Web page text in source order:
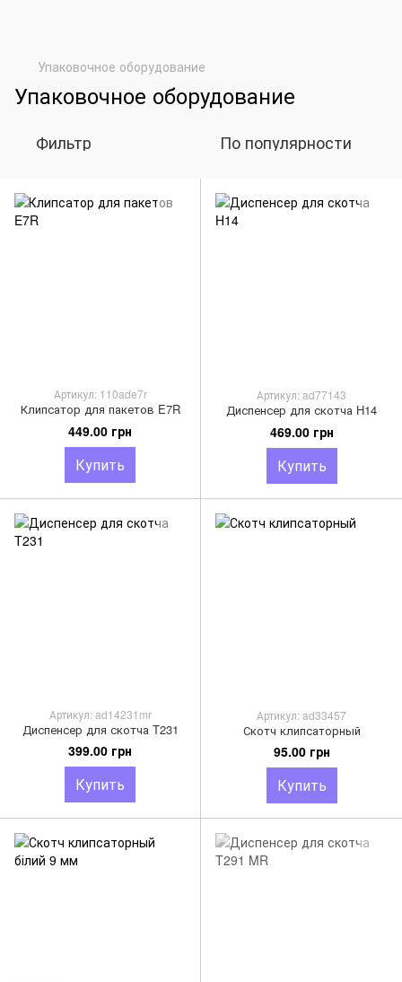
Упаковочное оборудование
Упаковочное оборудование
Фильтр По популярности
Артикул: 110ade7r
Клипсатор для пакетов E7R
449.00 грн
Купить
Артикул: ad77143
Диспенсер для скотча H14
469.00 грн
Купить
Артикул: ad14231mr
Диспенсер для скотча T231
399.00 грн
Купить
Артикул: ad33457
Скотч клипсаторный
95.00 грн
Купить